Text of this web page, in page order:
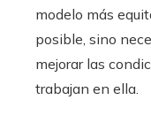
modelo más
posible, sino
mejorar las
trabajan en ella.